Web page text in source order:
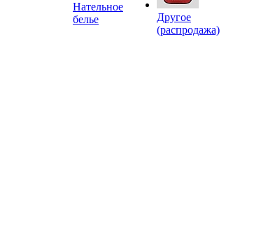
Нательное
белье
Другое
(распродажа)